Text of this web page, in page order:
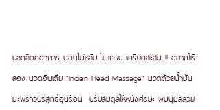
ปลดล็อคอาการ นอนไม่หลับ ไมเกรน เครียดสะสม !! อยากให้
ลอง นวดอินเดีย "Indian Head Massage" นวดด้วยน้ำมัน
มะพร้าวบริสุทธิ์อุ่นร้อน ‍ ปรับสมดุลให้หนังศีรษะ ผมนุ่มสลวย